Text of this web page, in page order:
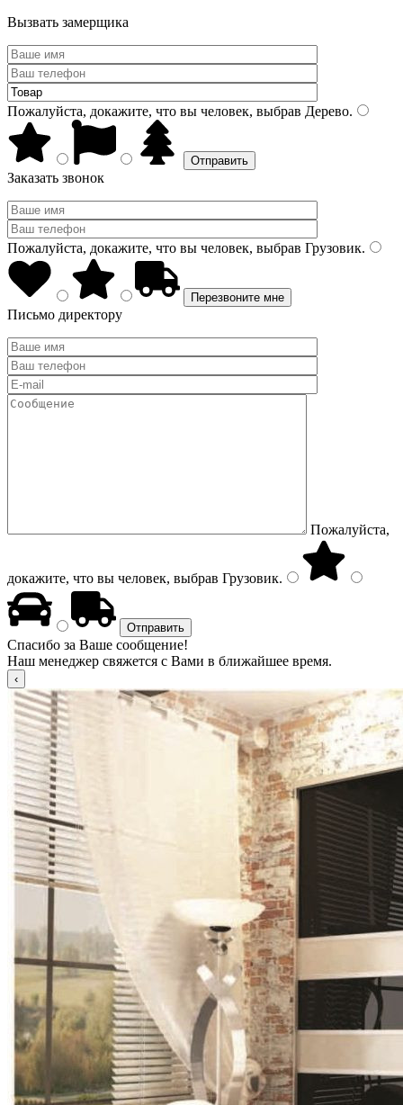
Вызвать замерщика
Пожалуйста, докажите, что вы человек, выбрав Дерево.
Заказать звонок
Пожалуйста, докажите, что вы человек, выбрав Грузовик.
Письмо директору
Пожалуйста,
докажите, что вы человек, выбрав Грузовик.
Спасибо за Ваше сообщение!
Наш менеджер свяжется с Вами в ближайшее время.